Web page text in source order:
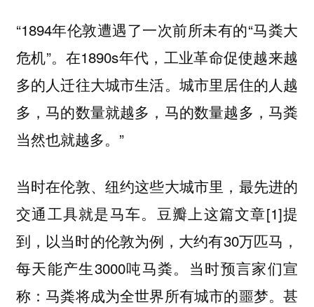
“1894年伦敦遭遇了一次前所未有的“马粪大
危机”。在1890s年代，工业革命促使越来越
多的人迁往大城市生活。城市里居住的人越
多，马的数量就越多，马的数量越多，马粪
当然也就越多。”
当时在伦敦、纽约这些大城市里，最先进的
交通工具就是马车。豆瓣上这篇文章[1]提
到，以当时的伦敦为例，大约有30万匹马，
每天能产生3000吨马粪。当时预言家们宣
称：马粪将成为全世界所有城市的噩梦。甚